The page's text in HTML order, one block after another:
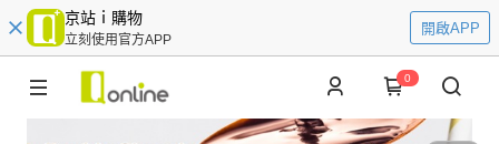
京站ｉ購物
立刻使用官方APP
開啟APP
0